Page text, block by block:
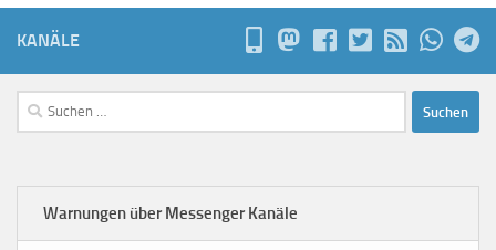
KANÄLE
Suchen
nach:
Warnungen über Messenger Kanäle